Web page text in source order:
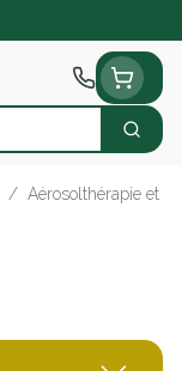
/ Aérosolthérapie et